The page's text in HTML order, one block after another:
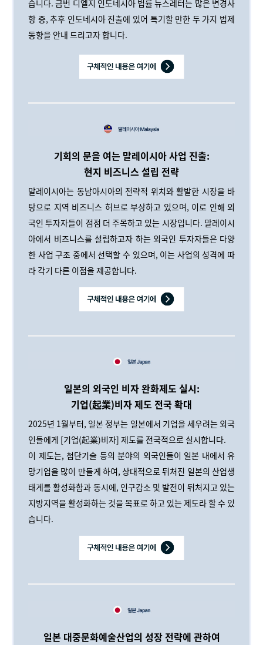
습니다. 금번 디엘지 인도네시아 법률 뉴스레터는 많은 변경사
항 중, 추후 인도네시아 진출에 있어 특기할 만한 두 가지 법제
동향을 안내 드리고자 합니다.
기회의 문을 여는 말레이시아 사업 진출:
현지 비즈니스 설립 전략
말레이시아는 동남아시아의 전략적 위치와 활발한 시장을 바
탕으로 지역 비즈니스 허브로 부상하고 있으며, 이로 인해 외
국인 투자자들이 점점 더 주목하고 있는 시장입니다. 말레이시
아에서 비즈니스를 설립하고자 하는 외국인 투자자들은 다양
한 사업 구조 중에서 선택할 수 있으며, 이는 사업의 성격에 따
라 각기 다른 이점을 제공합니다.
일본의 외국인 비자 완화제도 실시:
기업(起業)비자 제도 전국 확대
2025년 1월부터, 일본 정부는 일본에서 기업을 세우려는 외국
인들에게 [기업(起業)비자] 제도를 전국적으로 실시합니다.
이 제도는, 첨단기술 등의 분야의 외국인들이 일본 내에서 유
망기업을 많이 만들게 하여, 상대적으로 뒤처진 일본의 산업생
태계를 활성화함과 동시에, 인구감소 및 발전이 뒤처지고 있는
지방지역을 활성화하는 것을 목표로 하고 있는 제도라 할 수 있
습니다.
일본 대중문화예술산업의 성장 전략에 관하여